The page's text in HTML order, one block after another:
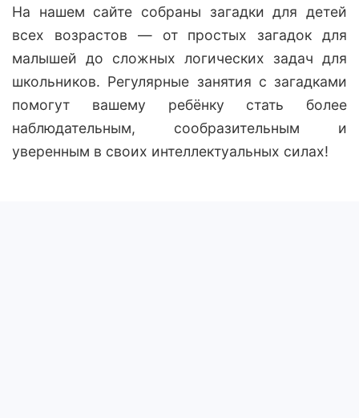
На нашем сайте собраны загадки для детей
всех возрастов — от простых загадок для
малышей до сложных логических задач для
школьников. Регулярные занятия с загадками
помогут вашему ребёнку стать более
наблюдательным, сообразительным и
уверенным в своих интеллектуальных силах!